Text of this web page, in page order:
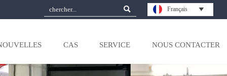
 Français 
CAS SERVICE NOUS CONTACTER